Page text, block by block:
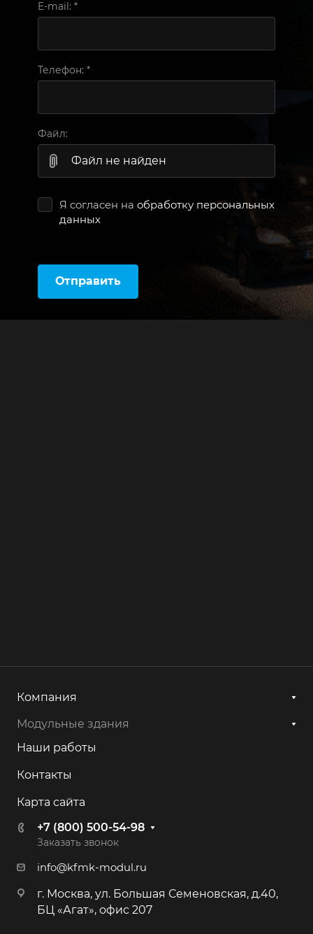
E-mail: *
Телефон: *
Файл:
Файл не найден
Я согласен на обработку персональных
данных
Отправить
Компания
Модульные здания
Наши работы
Контакты
Карта сайта
+7 (800) 500-54-98
Заказать звонок
info@kfmk-modul.ru
г. Москва, ул. Большая Семеновская, д.40,
БЦ «Агат», офис 207